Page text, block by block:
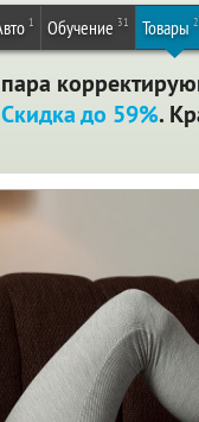
1 Обучение 31 Товары
Скидка до 59%.